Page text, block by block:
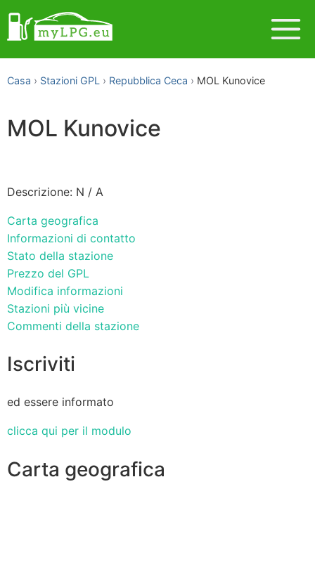
Casa Stazioni GPL Repubblica Ceca MOL Kunovice
MOL Kunovice
Descrizione: N / A
Carta geografica
Informazioni di contatto
Stato della stazione
Prezzo del GPL
Modifica informazioni
Stazioni più vicine
Commenti della stazione
Iscriviti
ed essere informato
clicca qui per il modulo
Carta geografica